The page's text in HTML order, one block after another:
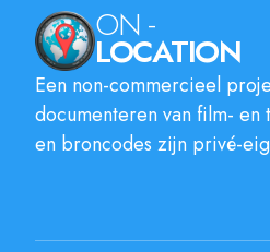
ON -
LOCATION
Een non-commercieel
documenteren van film- en
en broncodes zijn privé-